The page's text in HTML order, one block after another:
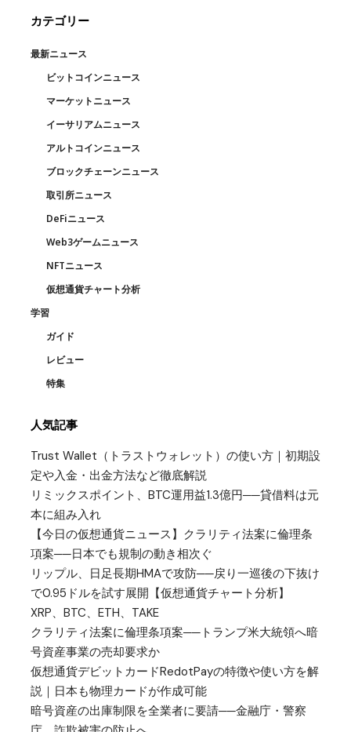
カテゴリー
最新ニュース
ビットコインニュース
マーケットニュース
イーサリアムニュース
アルトコインニュース
ブロックチェーンニュース
取引所ニュース
DeFiニュース
Web3ゲームニュース
NFTニュース
仮想通貨チャート分析
学習
ガイド
レビュー
特集
人気記事
Trust Wallet（トラストウォレット）の使い方｜初期設
定や入金・出金方法など徹底解説
リミックスポイント、BTC運用益1.3億円──貸借料は元
本に組み入れ
【今日の仮想通貨ニュース】クラリティ法案に倫理条
項案──日本でも規制の動き相次ぐ
リップル、日足長期HMAで攻防──戻り一巡後の下抜け
で0.95ドルを試す展開【仮想通貨チャート分析】
XRP、BTC、ETH、TAKE
クラリティ法案に倫理条項案──トランプ米大統領へ暗
号資産事業の売却要求か
仮想通貨デビットカードRedotPayの特徴や使い方を解
説｜日本も物理カードが作成可能
暗号資産の出庫制限を全業者に要請──金融庁・警察